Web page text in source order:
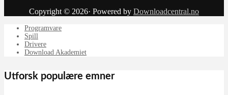
Copyright © 2026· Powered by Downloadcentral.no
Programvare
Spill
Drivere
Download Akademiet
Utforsk populære emner